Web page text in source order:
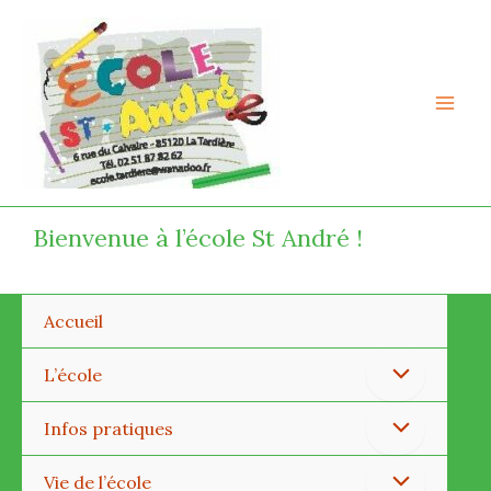
contenu
Bienvenue à l’école St André !
Accueil
L’école Permutateur
de
Menu
Infos pratiques Permutateur
de
Vie de l’école Permutateur